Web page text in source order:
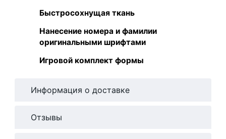
Быстросохнущая ткань
Нанесение номера и фамилии
оригинальными шрифтами
Игровой комплект формы
Информация о доставке
Отзывы